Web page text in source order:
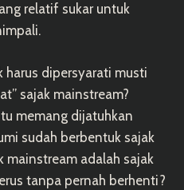
relatif sukar untuk
harus dipersyarati musti
sajak mainstream?
memang dijatuhkan
sudah berbentuk sajak
mainstream adalah sajak
tanpa pernah berhenti?